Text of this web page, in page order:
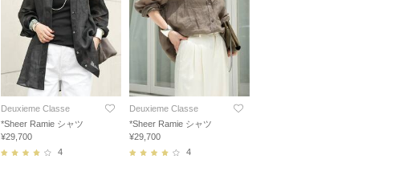
Deuxieme Classe
*Sheer Ramie シャツ
¥29,700
4
Deuxieme Classe
*Sheer Ramie シャツ
¥29,700
4